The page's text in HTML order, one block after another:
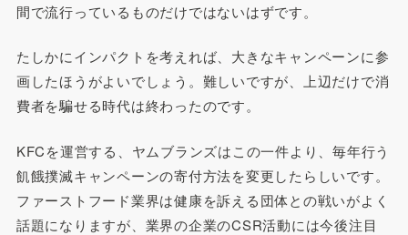
間で流行っているものだけではないはずです。
たしかにインパクトを考えれば、大きなキャンペーンに参
画したほうがよいでしょう。難しいですが、上辺だけで消
費者を騙せる時代は終わったのです。
KFCを運営する、ヤムブランズはこの一件より、毎年行う
飢餓撲滅キャンペーンの寄付方法を変更したらしいです。
ファーストフード業界は健康を訴える団体との戦いがよく
話題になりますが、業界の企業のCSR活動には今後注目